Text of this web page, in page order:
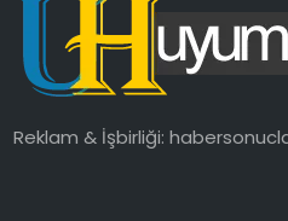
SAĞLIK
MAGAZIN
Reklam & İşbirliği: